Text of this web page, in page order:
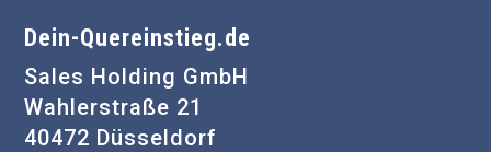
Dein-Quereinstieg.de
Sales Holding GmbH
Wahlerstraße 21
40472 Düsseldorf